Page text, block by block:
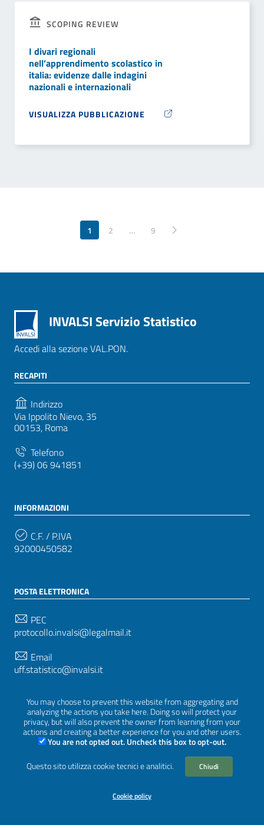
You may choose to prevent this website from aggregating and
analyzing the actions you take here. Doing so will protect your
privacy, but will also prevent the owner from learning from your
actions and creating a better experience for you and other users.
You are not opted out. Uncheck this box to opt-out.
Questo sito utilizza cookie tecnici e analitici.
Chiudi
Cookie policy
SCOPING REVIEW
I divari regionali
nell’apprendimento scolastico in
italia: evidenze dalle indagini
nazionali e internazionali
VISUALIZZA PUBBLICAZIONE
1 2 … 9
Pagina successiva
INVALSI Servizio Statistico
Accedi alla sezione VAL.PON.
RECAPITI
Indirizzo
Via Ippolito Nievo, 35
00153, Roma
Telefono
(+39) 06 941851
INFORMAZIONI
C.F. / P.IVA
92000450582
POSTA ELETTRONICA
PEC
protocollo.invalsi@legalmail.it
Email
uff.statistico@invalsi.it
restituzione.dati@invalsi.it
SEGUICI SU
Sezione Link Utili